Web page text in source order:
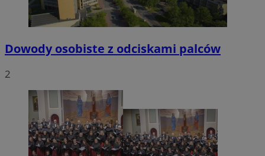
Dowody osobiste z odciskami palców
2